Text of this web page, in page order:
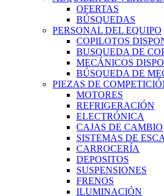
OFERTAS
BÚSQUEDAS
PERSONAL DEL EQUIPO
COPILOTOS
BUSQUEDA DE
MECÁNICOS
BÚSQUEDA DE
PIEZAS DE
MOTORES
REFRIGERACIÓN
ELECTRÓNICA
CAJAS DE CAMBIO
SISTEMAS DE
CARROCERÍA
DEPOSITOS
SUSPENSIONES
FRENOS
ILUMINACIÓN